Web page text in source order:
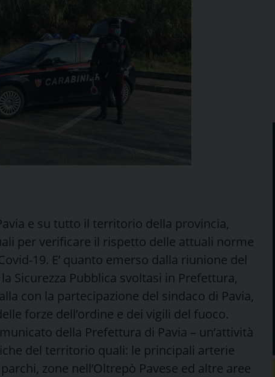
e su tutto il territorio della provincia,
per verificare il rispetto delle attuali norme
19. E’ quanto emerso dalla riunione del
Sicurezza Pubblica svoltasi in Prefettura,
con la partecipazione del sindaco di Pavia,
forze dell’ordine e dei vigili del fuoco.
della Prefettura di Pavia – un’attività
del territorio quali: le principali arterie
zone nell’Oltrepò Pavese ed altre aree